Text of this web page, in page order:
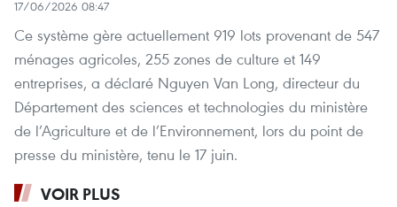
17/06/2026 08:47
Ce système gère actuellement 919 lots provenant de 547
ménages agricoles, 255 zones de culture et 149
entreprises, a déclaré Nguyen Van Long, directeur du
Département des sciences et technologies du ministère
de l’Agriculture et de l’Environnement, lors du point de
presse du ministère, tenu le 17 juin.
VOIR PLUS